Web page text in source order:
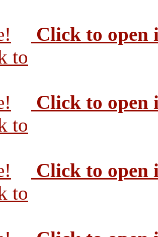
Click to open
Click to open
Click to open